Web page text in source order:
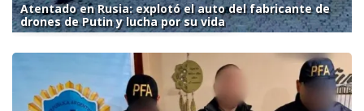
Atentado en Rusia: explotó el auto del fabricante de
drones de Putin y lucha por su vida